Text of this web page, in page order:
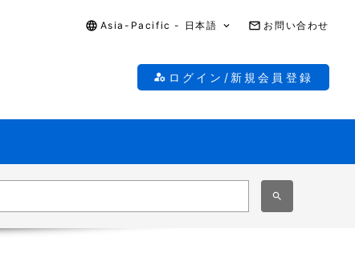
Asia-Pacific - 日本語 お問い合わせ
ログイン/新規会員登録